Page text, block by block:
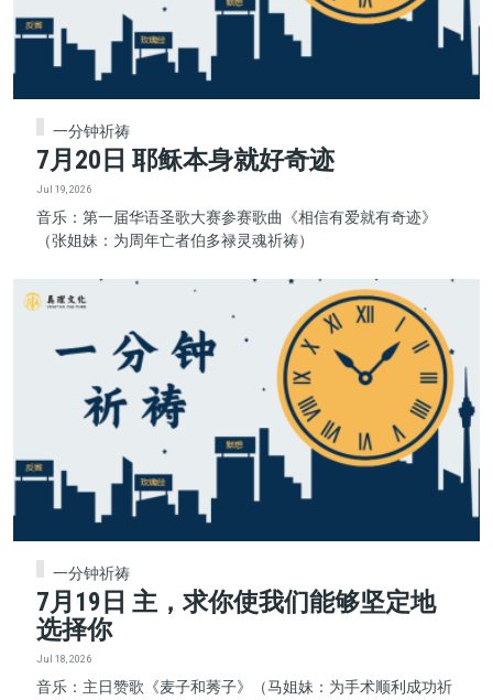
一分钟祈祷
7月20日 耶稣本身就好奇迹
Jul 19, 2026
音乐：第一届华语圣歌大赛参赛歌曲《相信有爱就有奇迹》
（张姐妹：为周年亡者伯多禄灵魂祈祷）
一分钟祈祷
7月19日 主，求你使我们能够坚定地
选择你
Jul 18, 2026
音乐：主日赞歌《麦子和莠子》（马姐妹：为手术顺利成功祈